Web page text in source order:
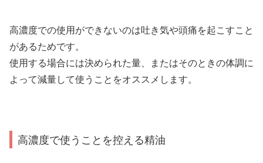
高濃度での使用ができないのは吐き気や頭痛を起こすこと
があるためです。
使用する場合には決められた量、またはそのときの体調に
よって減量して使うことをオススメします。
高濃度で使うことを控える精油